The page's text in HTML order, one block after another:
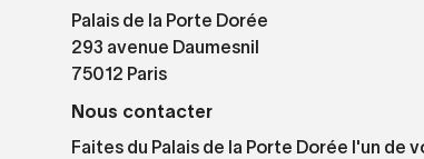
Palais de la Porte Dorée
293 avenue Daumesnil
75012 Paris
Nous contacter
Faites du Palais de la Porte Dorée l'un de